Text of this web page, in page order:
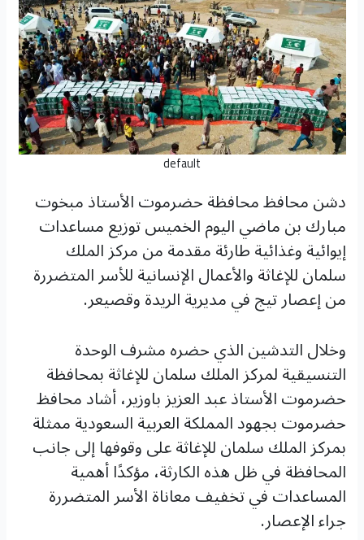
default
دشن محافظ محافظة حضرموت الأستاذ مبخوت
مبارك بن ماضي اليوم الخميس توزيع مساعدات
إيوائية وغذائية طارئة مقدمة من مركز الملك
سلمان للإغاثة والأعمال الإنسانية للأسر المتضررة
من إعصار تيج في مديرية الريدة وقصيعر.
وخلال التدشين الذي حضره مشرف الوحدة
التنسيقية لمركز الملك سلمان للإغاثة بمحافظة
حضرموت الأستاذ عبد العزيز باوزير، أشاد محافظ
حضرموت بجهود المملكة العربية السعودية ممثلة
بمركز الملك سلمان للإغاثة على وقوفها إلى جانب
المحافظة في ظل هذه الكارثة، مؤكدًا أهمية
المساعدات فيتخفيف معاناة الأسر المتضررة
جراء الإعصار.